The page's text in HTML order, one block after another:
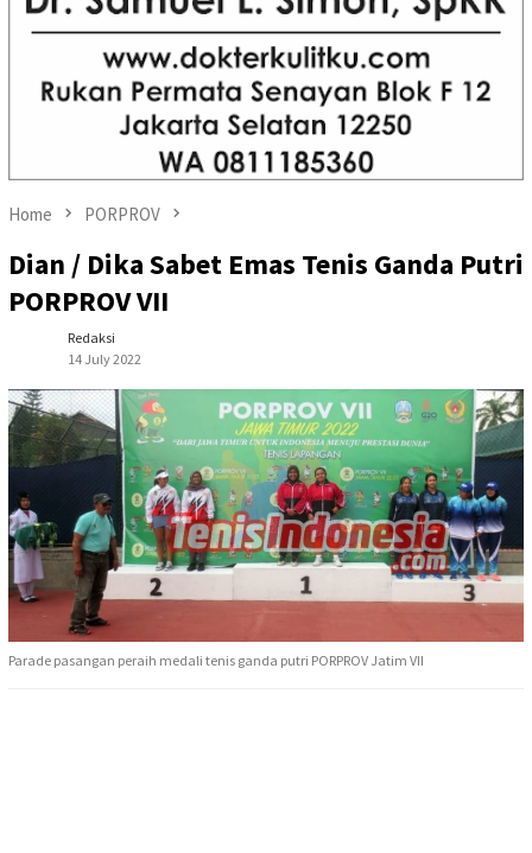
Home PORPROV
Dian / Dika Sabet Emas Tenis Ganda Putri
PORPROV VII
Redaksi
14 July 2022
Parade pasangan peraih medali tenis ganda putri PORPROV Jatim VII